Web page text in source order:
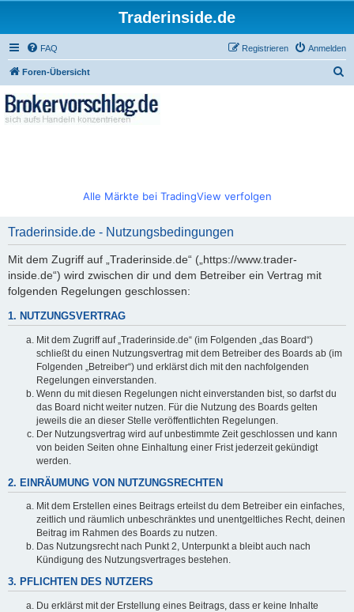
Traderinside.de
FAQ Anmelden
Registrieren
Foren-Übersicht
Alle Märkte bei TradingView verfolgen
Traderinside.de - Nutzungsbedingungen
Mit dem Zugriff auf „Traderinside.de“ („https://www.trader-
inside.de“) wird zwischen dir und dem Betreiber ein Vertrag mit
folgenden Regelungen geschlossen:
1. NUTZUNGSVERTRAG
Mit dem Zugriff auf „Traderinside.de“ (im Folgenden „das Board“)
schließt du einen Nutzungsvertrag mit dem Betreiber des Boards ab (im
Folgenden „Betreiber“) und erklärst dich mit den nachfolgenden
Regelungen einverstanden.
Wenn du mit diesen Regelungen nicht einverstanden bist, so darfst du
das Board nicht weiter nutzen. Für die Nutzung des Boards gelten
jeweils die an dieser Stelle veröffentlichten Regelungen.
Der Nutzungsvertrag wird auf unbestimmte Zeit geschlossen und kann
von beiden Seiten ohne Einhaltung einer Frist jederzeit gekündigt
werden.
2. EINRÄUMUNG VON NUTZUNGSRECHTEN
Mit dem Erstellen eines Beitrags erteilst du dem Betreiber ein einfaches,
zeitlich und räumlich unbeschränktes und unentgeltliches Recht, deinen
Beitrag im Rahmen des Boards zu nutzen.
Das Nutzungsrecht nach Punkt 2, Unterpunkt a bleibt auch nach
Kündigung des Nutzungsvertrages bestehen.
3. PFLICHTEN DES NUTZERS
Du erklärst mit der Erstellung eines Beitrags, dass er keine Inhalte